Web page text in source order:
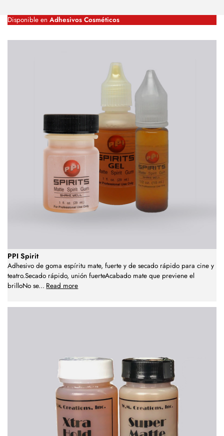
Disponible en Adhesivos Cosméticos
PPI Spirit
Adhesivo de goma espíritu mate, fuerte y de secado rápido para cine y
teatro.Secado rápido, unión fuerteAcabado mate que previene el
brilloNo se... Read more